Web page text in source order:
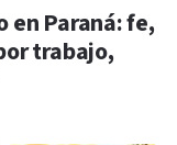
en Paraná: fe,
trabajo,